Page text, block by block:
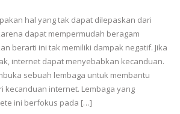
hal yang tak dapat dilepaskan dari
dapat mempermudah beragam
berarti ini tak memiliki dampak negatif. Jika
internet dapat menyebabkan kecanduan.
sebuah lembaga untuk membantu
kecanduan internet. Lembaga yang
ini berfokus pada […]